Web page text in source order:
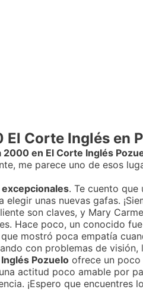
Corte Inglés en
2000 en El Corte Inglés
me parece uno de esos
. Te cuento que
unas nuevas gafas.
son claves, y Mary
Hace poco, un conocido
que mostró poca empatía
con problemas de
Pozuelo ofrece un poco
actitud poco amable por
¡Espero que